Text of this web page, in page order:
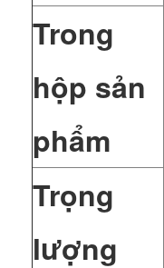
Trong
hộp sản
phẩm
Trọng
lượng